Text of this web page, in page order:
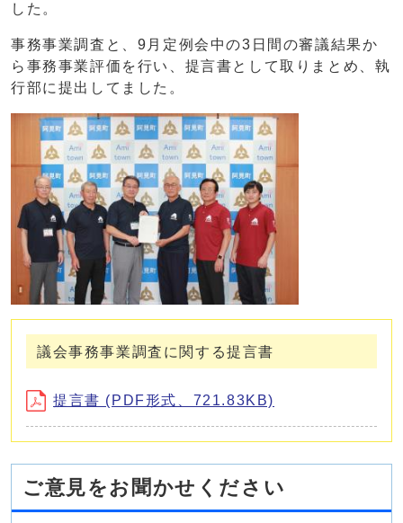
した。
事務事業調査と、9月定例会中の3日間の審議結果か
ら事務事業評価を行い、提言書として取りまとめ、執
行部に提出してました。
議会事務事業調査に関する提言書
提言書 (PDF形式、721.83KB)
ご意見をお聞かせください